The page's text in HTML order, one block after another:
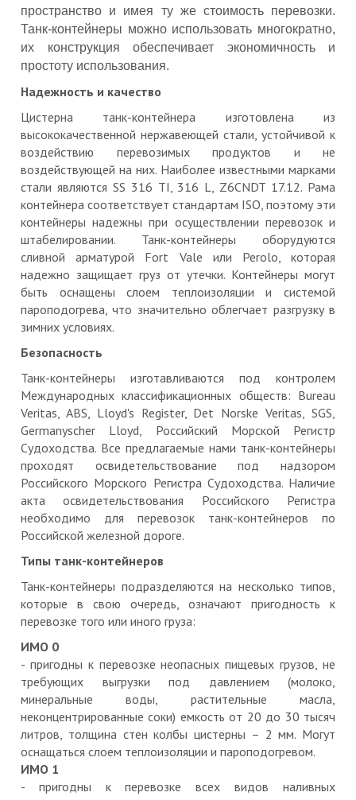
пространство и имея ту же стоимость перевозки.
Танк-контейнеры можно использовать многократно,
их конструкция обеспечивает экономичность и
простоту использования.
Надежность и качество
Цистерна танк-контейнера изготовлена из
высококачественной нержавеющей стали, устойчивой к
воздействию перевозимых продуктов и не
воздействующей на них. Наиболее известными марками
стали являются SS 316 TI, 316 L, Z6CNDT 17.12. Рама
контейнера соответствует стандартам ISO, поэтому эти
контейнеры надежны при осуществлении перевозок и
штабелировании. Танк-контейнеры оборудуются
сливной арматурой Fort Vale или Perolo, которая
надежно защищает груз от утечки. Контейнеры могут
быть оснащены слоем теплоизоляции и системой
пароподогрева, что значительно облегчает разгрузку в
зимних условиях.
Безопасность
Танк-контейнеры изготавливаются под контролем
Международных классификационных обществ: Bureau
Veritas, ABS, Lloyd's Register, Det Norske Veritas, SGS,
Germanyscher Lloyd, Российский Морской Регистр
Судоходства. Все предлагаемые нами танк-контейнеры
проходят освидетельствование под надзором
Российского Морского Регистра Судоходства. Наличие
акта освидетельствования Российского Регистра
необходимо для перевозок танк-контейнеров по
Российской железной дороге.
Типы танк-контейнеров
Танк-контейнеры подразделяются на несколько типов,
которые в свою очередь, означают пригодность к
перевозке того или иного груза:
ИМО 0
- пригодны к перевозке неопасных пищевых грузов, не
требующих выгрузки под давлением (молоко,
минеральные воды, растительные масла,
неконцентрированные соки) емкость от 20 до 30 тысяч
литров, толщина стен колбы цистерны – 2 мм. Могут
оснащаться слоем теплоизоляции и пароподогревом.
ИМО 1
- пригодны к перевозке всех видов наливных